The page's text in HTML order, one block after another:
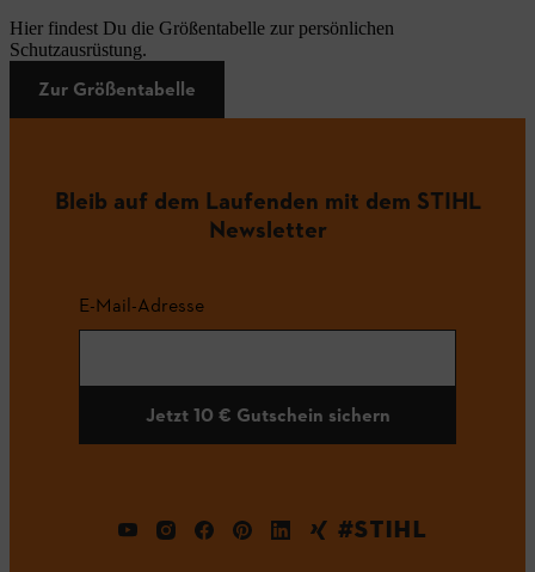
Hier findest Du die Größentabelle zur persönlichen
Schutzausrüstung.
Zur Größentabelle
Bleib auf dem Laufenden mit dem STIHL
Newsletter
E-Mail-Adresse
Jetzt 10 € Gutschein sichern
#STIHL